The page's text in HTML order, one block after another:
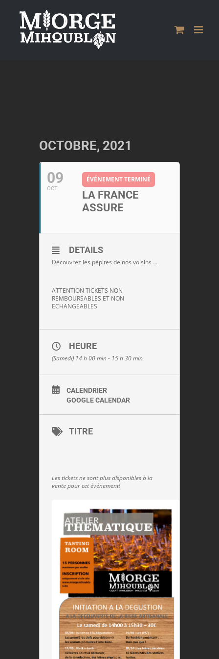
contenu
OCTOBRE, 2021
09
OCT
ÉVÉNEMENT TERMINÉ
LA FRANCE
ASSURE
DETAILS
Découvrez les pépites de nos voisins …
ATTENTION TICKETS NON
REMBOURSABLES ET NON
ECHANGEABLES
HEURE
(Samedi) 14 h 00 min - 15 h 30 min
CALENDRIER
GOOGLE CALENDAR
TITRE
Les tickets ne sont plus disponibles à la
vente pour cet événement!